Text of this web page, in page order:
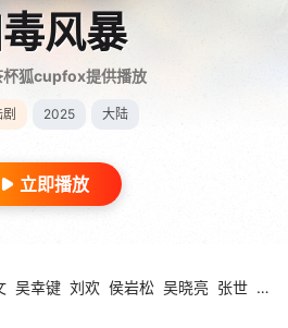
风暴
杯狐cupfox提供播放
剧 2025 大陆
立即播放
吴幸键 刘欢 侯岩松 吴晓亮 张世 胡明